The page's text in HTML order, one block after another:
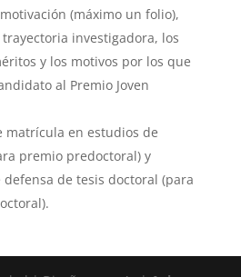
(máximo un folio),
investigadora, los
y los motivos por los que
al Premio Joven
matrícula en estudios de
premio predoctoral) y
de tesis doctoral (para